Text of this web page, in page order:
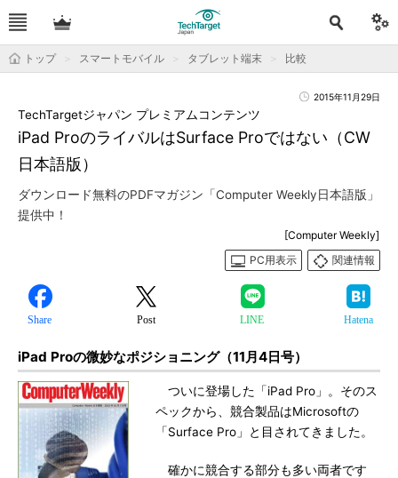
トップ スマートモバイル タブレット端末 比較
2015年11月29日
iPad ProのライバルはSurface Proではない（CW
日本語版）
TechTargetジャパン プレミアムコンテンツ
ダウンロード無料のPDFマガジン「Computer Weekly日本語版」
提供中！
[Computer Weekly]
PC用表示
関連情報
Share Post LINE Hatena
iPad Proの微妙なポジショニング（11月4日号）
ついに登場した「iPad Pro」。そのス
ペックから、競合製品はMicrosoftの
「Surface Pro」と目されてきました。
確かに競合する部分も多い両者です